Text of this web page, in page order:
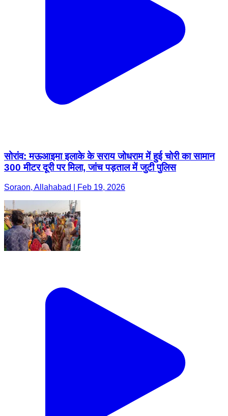
सोरांव: मऊआइमा इलाके के सराय जोधराम में हुई चोरी का सामान
300 मीटर दूरी पर मिला, जांच पड़ताल में जुटी पुलिस
Soraon, Allahabad | Feb 19, 2026